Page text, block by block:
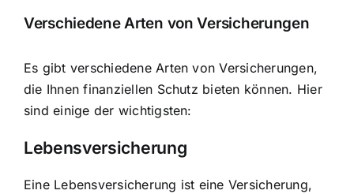
Verschiedene Arten von Versicherungen
Es gibt verschiedene Arten von Versicherungen,
die Ihnenfinanziellen Schutz bieten können. Hier
sind einige der wichtigsten:
Lebensversicherung
Eine Lebensversicherung ist eine Versicherung,